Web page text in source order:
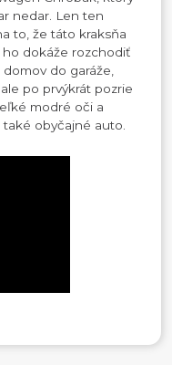
nedar. Len ten
to, že táto kraksňa
dokáže rozchodiť
do garáže,
po prvýkrát pozrie
modré oči a
obyčajné auto.